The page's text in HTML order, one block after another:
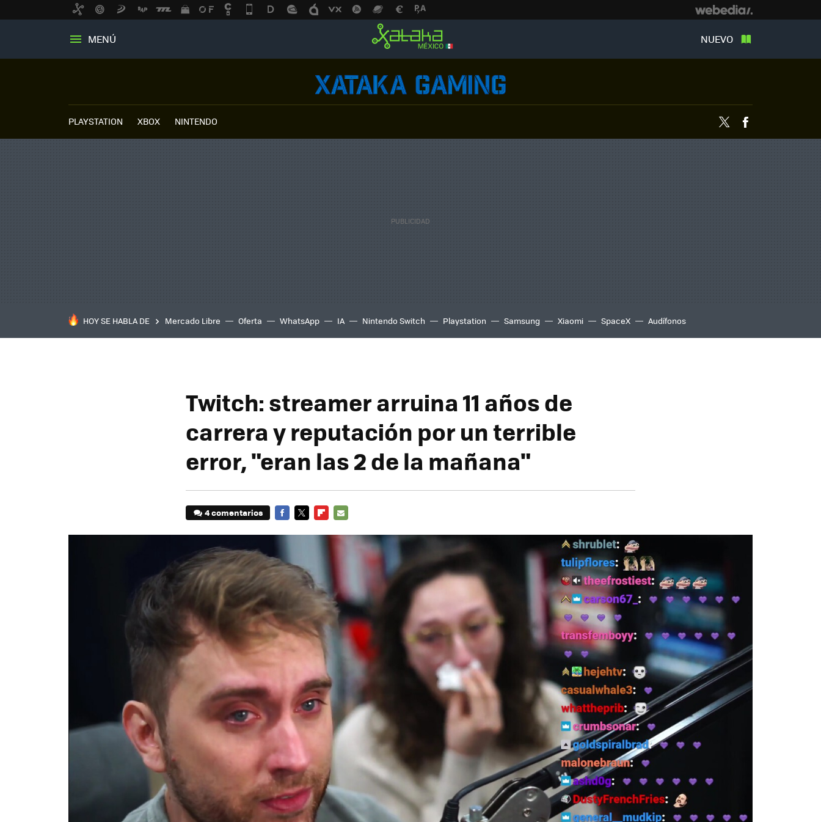
MENÚ NUEVO
PLAYSTATION XBOX NINTENDO Twitter
HOY SE HABLA DE Mercado Libre Oferta WhatsApp IA Nintendo Switch Playstation Samsung Xiaomi SpaceX Audífonos
Twitch: streamer arruina 11 años de
carrera y reputación por un terrible
error, "eran las 2 de la mañana"
4 comentarios